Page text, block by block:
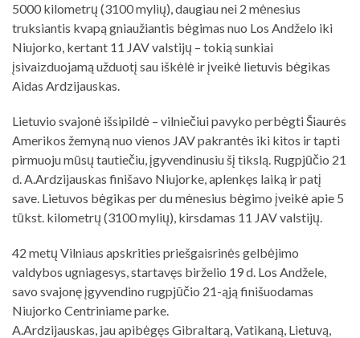
5000 kilometrų (3100 mylių), daugiau nei 2 mėnesius
truksiantis kvapą gniaužiantis bėgimas nuo Los Andželo iki
Niujorko, kertant 11 JAV valstijų – tokią sunkiai
įsivaizduojamą užduotį sau iškėlė ir įveikė lietuvis bėgikas
Aidas Ardzijauskas.
Lietuvio svajonė išsipildė – vilniečiui pavyko perbėgti Šiaurės
Amerikos žemyną nuo vienos JAV pakrantės iki kitos ir tapti
pirmuoju mūsų tautiečiu, įgyvendinusiu šį tikslą. Rugpjūčio 21
d. A.Ardzijauskas finišavo Niujorke, aplenkęs laiką ir patį
save. Lietuvos bėgikas per du mėnesius bėgimo įveikė apie 5
tūkst. kilometrų (3100 mylių), kirsdamas 11 JAV valstijų.
42 metų Vilniaus apskrities priešgaisrinės gelbėjimo
valdybos ugniagesys, startavęs birželio 19 d. Los Andžele,
savo svajonę įgyvendino rugpjūčio 21-ąją finišuodamas
Niujorko Centriniame parke.
A.Ardzijauskas, jau apibėgęs Gibraltarą, Vatikaną, Lietuvą,